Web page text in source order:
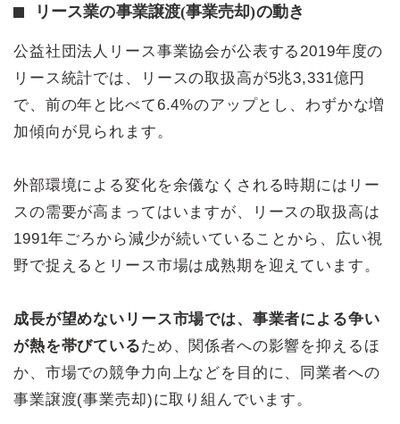
リース業の事業譲渡(事業売却)の動き
公益社団法⼈リース事業協会が公表する2019年度の
リース統計では、リースの取扱高が5兆3,331億円
で、前の年と比べて6.4%のアップとし、わずかな増
加傾向が見られます。
外部環境による変化を余儀なくされる時期にはリー
スの需要が高まってはいますが、リースの取扱高は
1991年ごろから減少が続いていることから、広い視
野で捉えるとリース市場は成熟期を迎えています。
成長が望めないリース市場では、事業者による争い
が熱を帯びているため、関係者への影響を抑えるほ
か、市場での競争力向上などを目的に、同業者への
事業譲渡(事業売却)に取り組んでいます。